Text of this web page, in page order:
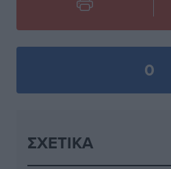
0
ΣΧΕΤΙΚΆ